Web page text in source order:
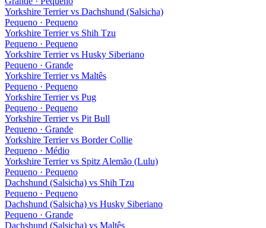
Yorkshire Terrier vs Dachshund (Salsicha)
Pequeno · Pequeno
Yorkshire Terrier vs Shih Tzu
Pequeno · Pequeno
Yorkshire Terrier vs Husky Siberiano
Pequeno · Grande
Yorkshire Terrier vs Maltês
Pequeno · Pequeno
Yorkshire Terrier vs Pug
Pequeno · Pequeno
Yorkshire Terrier vs Pit Bull
Pequeno · Grande
Yorkshire Terrier vs Border Collie
Pequeno · Médio
Yorkshire Terrier vs Spitz Alemão (Lulu)
Pequeno · Pequeno
Dachshund (Salsicha) vs Shih Tzu
Pequeno · Pequeno
Dachshund (Salsicha) vs Husky Siberiano
Pequeno · Grande
Dachshund (Salsicha) vs Maltês